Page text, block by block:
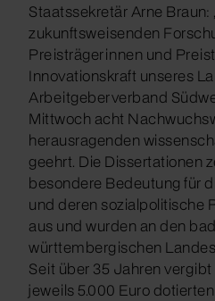
Staatssekretär Arne Braun:
zukunftsweisenden
Preisträgerinnen und
Innovationskraft unseres
Arbeitgeberverband
Mittwoch acht
herausragenden
geehrt. Die Dissertationen
besondere Bedeutung für
und deren sozialpolitische
aus und wurden an den
württembergischen
Seit über 35 Jahren
jeweils 5.000 Euro